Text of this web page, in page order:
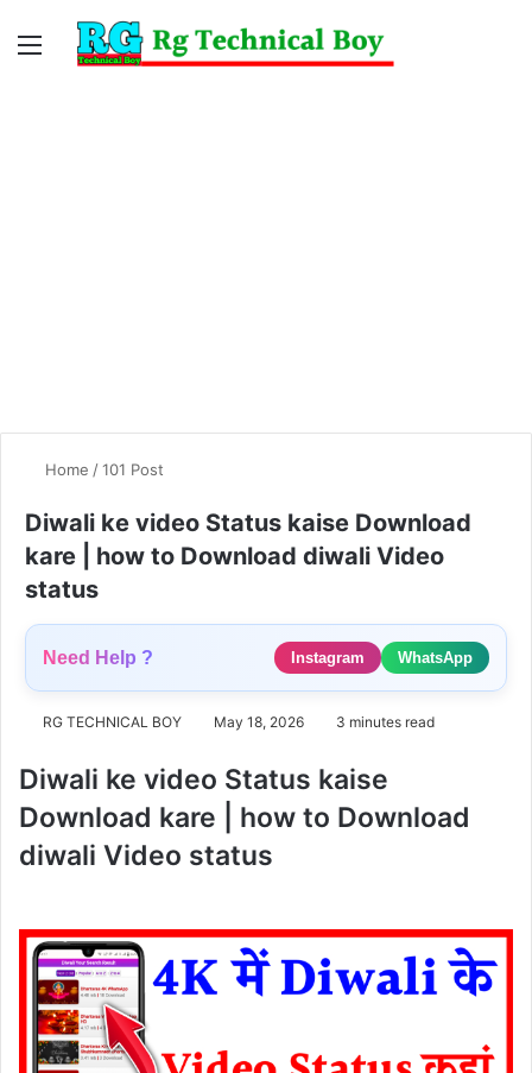
Menu
Home /101 Post
Diwali ke video Status kaise Download
kare | how to Download diwali Video
status
Need Help ? Instagram WhatsApp
RG TECHNICAL BOY May 18, 2026 3 minutes read
Diwali ke video Status kaise
Download kare | how to Download
diwali Video status